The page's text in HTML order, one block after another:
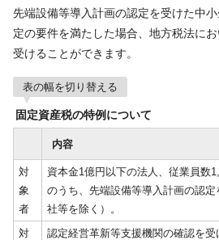
先端設備等導入計画の認定を受けた中
定の要件を満たした場合、地方税法に
受けることができます。
表の幅を切り替える
固定資産税の特例について
内容
対
象
者
資本金1億円以下の法人、従業員数
のうち、先端設備等導入計画の認
社等を除く）。
対
認定経営革新等支援機関の確認を